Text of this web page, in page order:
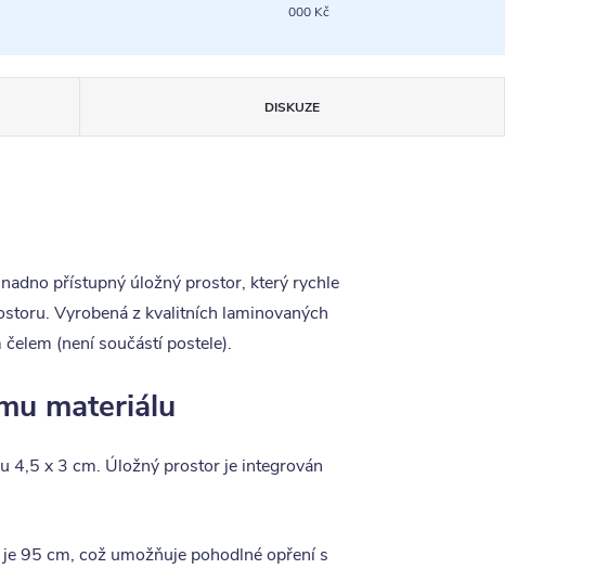
000 Kč
DISKUZE
přístupný úložný prostor, který rychle
Vyrobená z kvalitních laminovaných
(není součástí postele).
materiálu
4,5 x 3 cm. Úložný prostor je integrován
95 cm, což umožňuje pohodlné opření s